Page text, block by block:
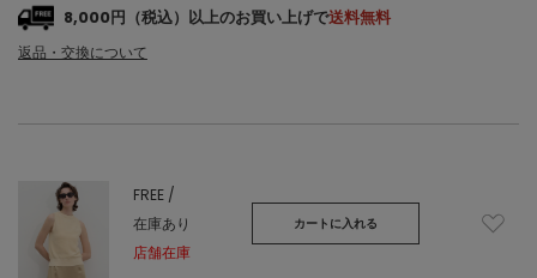
8,000円（税込）以上のお買い上げで送料無料
返品・交換について
FREE /
在庫あり
店舗在庫
カートに入れる